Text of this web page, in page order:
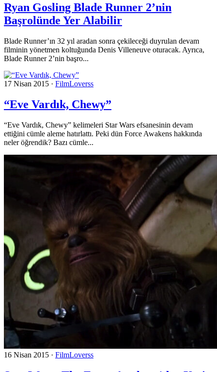
Ryan Gosling Blade Runner 2’nin
Başrolünde Yer Alabilir
Blade Runner’ın 32 yıl aradan sonra çekileceği duyrulan devam
filminin yönetmen koltuğunda Denis Villeneuve oturacak. Ayrıca,
Blade Runner 2’nin başro...
17 Nisan 2015 · FilmLoverss
“Eve Vardık, Chewy”
“Eve Vardık, Chewy” kelimeleri Star Wars efsanesinin devam
ettiğini cümle aleme hatırlattı. Peki dün Force Awakens hakkında
neler öğrendik? Bazı cümle...
16 Nisan 2015 · FilmLoverss